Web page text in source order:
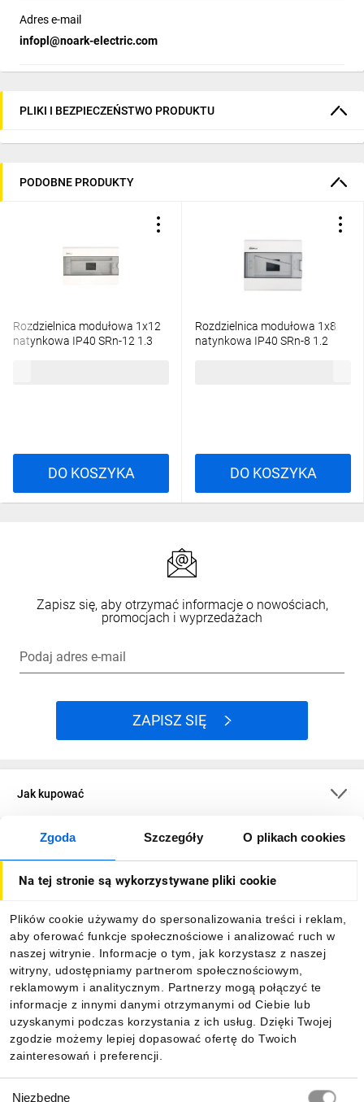
Zgoda Szczegóły O plikach cookies
Na tej stronie są wykorzystywane pliki cookie
Plików cookie używamy do spersonalizowania treści i reklam,
aby oferować funkcje społecznościowe i analizować ruch w
naszej witrynie. Informacje o tym, jak korzystasz z naszej
witryny, udostępniamy partnerom społecznościowym,
reklamowym i analitycznym. Partnerzy mogą połączyć te
informacje z innymi danymi otrzymanymi od Ciebie lub
uzyskanymi podczas korzystania z ich usług. Dzięki Twojej
zgodzie możemy lepiej dopasować ofertę do Twoich
zainteresowań i preferencji.
Niezbędne
Adres e-mail
infopl@noark-electric.com
PLIKI I BEZPIECZEŃSTWO PRODUKTU
PODOBNE PRODUKTY
Rozdzielnica modułowa 1x12
natynkowa IP40 SRn-12 1.3
DO KOSZYKA
Rozdzielnica modułowa 1x8
natynkowa IP40 SRn-8 1.2
DO KOSZYKA
Zapisz się, aby otrzymać informacje o nowościach,
promocjach i wyprzedażach
Podaj adres e-mail
ZAPISZ SIĘ
Jak kupować
O firmie
Informacje
Pobierz naszą aplikację mobilną: